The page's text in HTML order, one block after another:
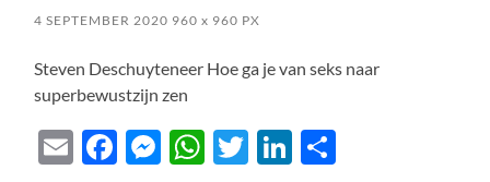
4 SEPTEMBER 2020 960x 960 PX
Steven Deschuyteneer Hoe ga je van seks naar
superbewustzijn zen
EmailFacebook
Messenger
WhatsApp
TwitterLinkedIn